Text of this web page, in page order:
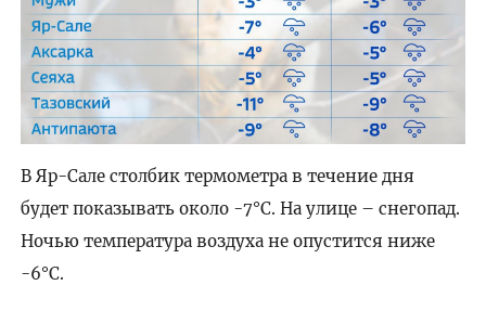
В Яр-Сале столбик термометра в течение дня
будет показывать около -7°C. На улице – снегопад.
Ночью температура воздуха не опустится ниже
-6°C.